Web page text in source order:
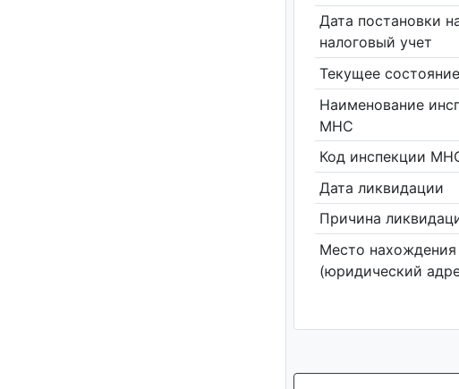
Дата постановки
налоговый учет
Текущее
Наименование
МНС
Код инспекции
Дата ликвидации
Причина
Место нахождения
(юридический